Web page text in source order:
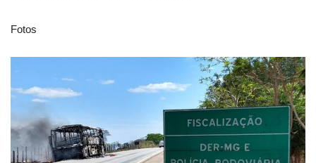
Fotos